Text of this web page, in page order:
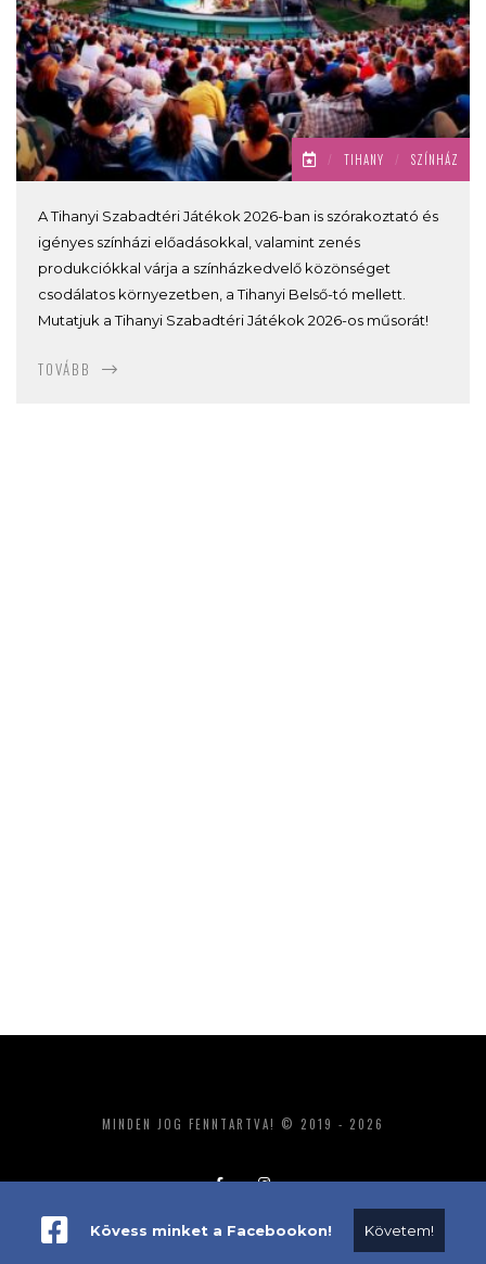
/ TIHANY / SZÍNHÁZ
A Tihanyi Szabadtéri Játékok 2026-ban is szórakoztató és
igényes színházi előadásokkal, valamint zenés
produkciókkal várja a színházkedvelő közönséget
csodálatos környezetben, a Tihanyi Belső-tó mellett.
Mutatjuk a Tihanyi Szabadtéri Játékok 2026-os műsorát!
TOVÁBB
MINDEN JOG FENNTARTVA! © 2019 - 2026
ADATKEZELÉS IMPRESSZUM MÉDIAAJÁNLAT
Kövess minket a Facebookon! Követem!